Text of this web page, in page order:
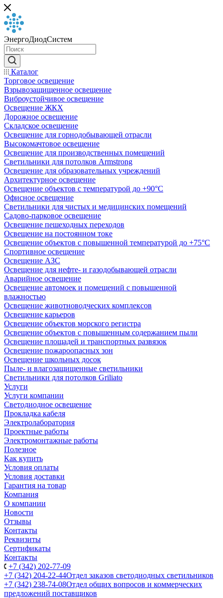
ЭнергоДиодСистем
Каталог
Торговое освещение
Взрывозащищенное освещение
Виброустойчивое освещение
Освещение ЖКХ
Дорожное освещение
Складское освещение
Освещение для горнодобывающей отрасли
Высокомачтовое освещение
Освещение для производственных помещений
Светильники для потолков Armstrong
Освещение для образовательных учреждений
Архитектурное освещение
Освещение объектов с температурой до +90°С
Офисное освещение
Светильники для чистых и медицинских помещений
Садово-парковое освещение
Освещение пешеходных переходов
Освещение на постоянном токе
Освещение объектов с повышенной температурой до +75°C
Спортивное освещение
Освещение АЗС
Освещение для нефте- и газодобывающей отрасли
Аварийное освещение
Освещение автомоек и помещений с повышенной
влажностью
Освещение животноводческих комплексов
Освещение карьеров
Освещение объектов морского регистра
Освещение объектов с повышенным содержанием пыли
Освещение площадей и транспортных развязок
Освещение пожароопасных зон
Освещение школьных досок
Пыле- и влагозащищенные светильники
Светильники для потолков Griliato
Услуги
Услуги компании
Светодиодное освещение
Прокладка кабеля
Электролаборатория
Проектные работы
Электромонтажные работы
Полезное
Как купить
Условия оплаты
Условия доставки
Гарантия на товар
Компания
О компании
Новости
Отзывы
Контакты
Реквизиты
Сертификаты
Контакты
+7 (342) 202-77-09
+7 (342) 204-22-44Отдел заказов светодиодных светильников
+7 (342) 238-74-08Отдел общих вопросов и коммерческих
предложений поставщиков